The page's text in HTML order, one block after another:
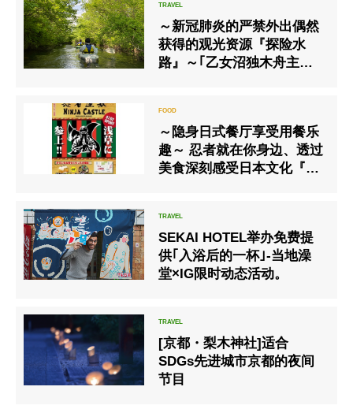
～新冠肺炎的严禁外出偶然
获得的观光资源『探险水
路』～｢乙女沼独木舟主题
提供免费开放
～隐身日式餐厅享受用餐乐
趣～ 忍者就在你身边、透过
美食深刻感受日本文化『居
SEKAI HOTEL举办免费提
供｢入浴后的一杯｣-当地澡
堂×IG限时动态活动。
[京都・梨木神社]适合
SDGs先进城市京都的夜间
节目